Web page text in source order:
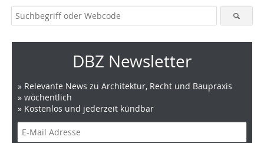
DBZ Newsletter
» Relevante News zu Architektur, Recht und Baupraxis
» wöchentlich
» Kostenlos und jederzeit kündbar